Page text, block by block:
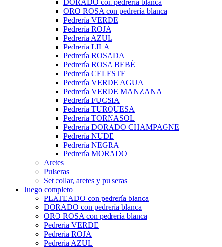
DORADO con pedrería blanca
ORO ROSA con pedrería blanca
Pedrería VERDE
Pedrería ROJA
Pedrería AZUL
Pedrería LILA
Pedrería ROSADA
Pedrería ROSA BEBÉ
Pedrería CELESTE
Pedrería VERDE AGUA
Pedrería VERDE MANZANA
Pedrería FUCSIA
Pedrería TURQUESA
Pedrería TORNASOL
Pedrería DORADO CHAMPAGNE
Pedrería NUDE
Pedrería NEGRA
Pedrería MORADO
Aretes
Pulseras
Set collar, aretes y pulseras
Juego completo
PLATEADO con pedrería blanca
DORADO con pedrería blanca
ORO ROSA con pedrería blanca
Pedreria VERDE
Pedreria ROJA
Pedreria AZUL